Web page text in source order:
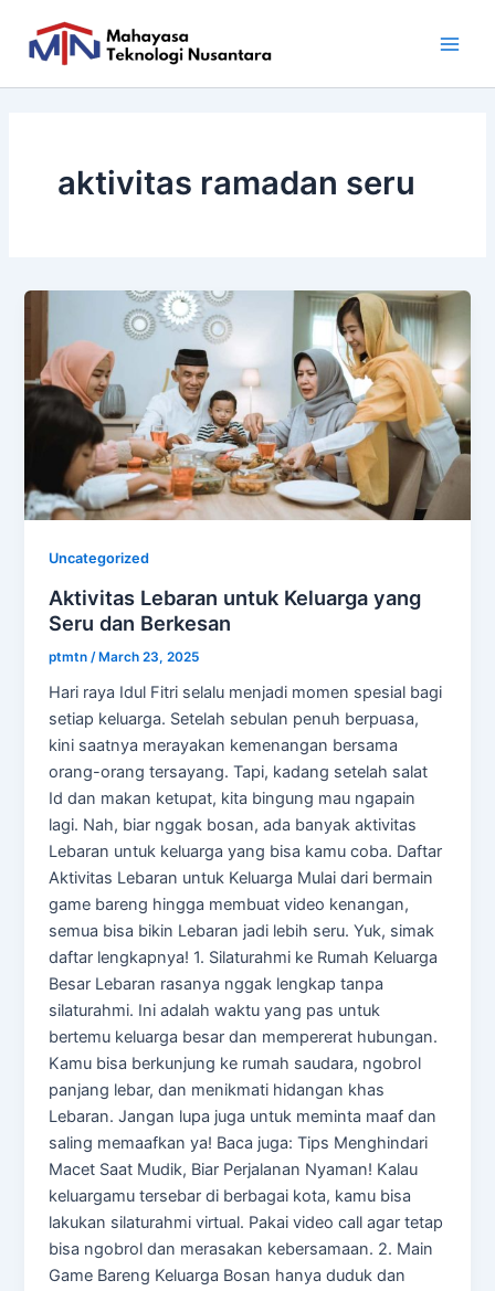
content
aktivitas ramadan seru
Uncategorized
Aktivitas Lebaran untuk Keluarga yang
Seru dan Berkesan
ptmtn /March 23, 2025
Hari raya Idul Fitri selalu menjadi momen spesial bagi
setiap keluarga. Setelah sebulan penuh berpuasa,
kini saatnya merayakan kemenangan bersama
orang-orang tersayang. Tapi, kadang setelah salat
Id dan makan ketupat, kita bingung mau ngapain
lagi. Nah, biar nggak bosan, ada banyak aktivitas
Lebaran untuk keluarga yang bisa kamu coba. Daftar
Aktivitas Lebaran untuk Keluarga Mulai dari bermain
game bareng hingga membuat video kenangan,
semua bisa bikin Lebaran jadi lebih seru. Yuk, simak
daftar lengkapnya! 1. Silaturahmi ke Rumah Keluarga
Besar Lebaran rasanya nggak lengkap tanpa
silaturahmi. Ini adalah waktu yang pas untuk
bertemu keluarga besar dan mempererat hubungan.
Kamu bisa berkunjung ke rumah saudara, ngobrol
panjang lebar, dan menikmati hidangan khas
Lebaran. Jangan lupa juga untuk meminta maaf dan
saling memaafkan ya! Baca juga: Tips Menghindari
Macet Saat Mudik, Biar Perjalanan Nyaman! Kalau
keluargamu tersebar di berbagai kota, kamu bisa
lakukan silaturahmi virtual. Pakai video call agar tetap
bisa ngobrol dan merasakan kebersamaan. 2. Main
Game Bareng Keluarga Bosan hanya duduk dan